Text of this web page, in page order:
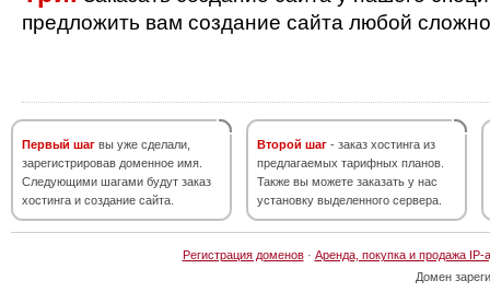
предложить вам создание сайта любой
Первый шаг вы уже сделали,
зарегистрировав доменное имя.
Следующими шагами будут заказ
хостинга и создание сайта.
Второй шаг - заказ хостинга из
предлагаемых тарифных планов.
Также вы можете заказать у нас
установку выделенного сервера.
Регистрация доменов· Аренда, покупка и продажа IP-
Домен